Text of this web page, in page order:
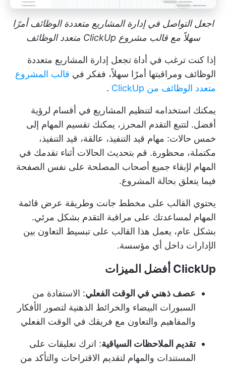
اجعل التواصل في إدارة المشاريع متعددة الوظائف أمرًا
سهلاً مع قالب مشروع ClickUp متعدد الوظائف
إذا كنت ترغب في أداة تجعل إدارة المشاريع متعددة
الوظائف ومراقبتها أمرًا سهلاً، ففكر في قالب المشروع
متعدد الوظائف من ClickUp
.
يمكنك استخدامه لتنظيم المشاريع في أقسام لرؤية
أفضل. لتتبع التقدم المحرز، يمكنك تقسيم المهام إلى
خمس حالات: مهام قيد التنفيذ، عالقة، قيد التنفيذ،
مكتملة، محظورة. قم بتحديث الحالات أثناء تقدمك في
المهام لإبقاء جميع أصحاب المصلحة على نفس الصفحة
فيما يتعلق بحالة المشروع.
يحتوي القالب على مخطط جانت وطريقة عرض قائمة
المهام لمساعدتك على مراقبة التقدم بشكل مرئي.
بشكل عام، يعمل هذا القالب على تبسيط التعاون بين
الإدارات داخل أي مؤسسة.
ClickUp أفضل الميزات
عصف ذهني في الوقت الفعلي: الاستفادة من
السبورات البيضاء والخرائط الذهنية لتصور الأفكار
والمفاهيم والتعاون مع فريقك في الوقت الفعلي
تقديم الملاحظات السياقية: اترك تعليقات على
المستندات والمهام لتقديم الاقتراحات والتأكد من